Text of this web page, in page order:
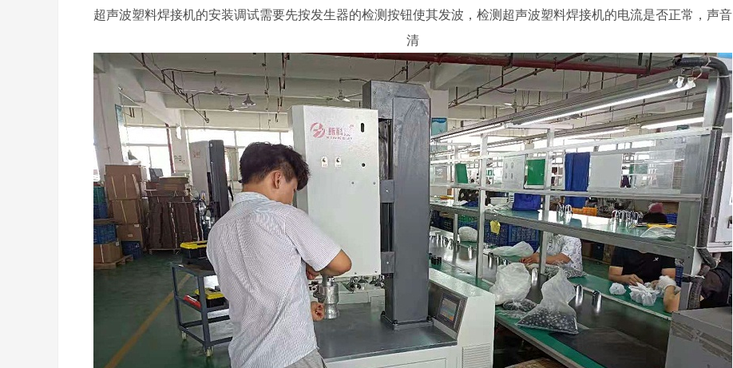
超声波塑料焊接机的安装调试需要先按发生器的检测按钮使其发波，检测超声波塑料焊接机的电流是否正常，声音
清